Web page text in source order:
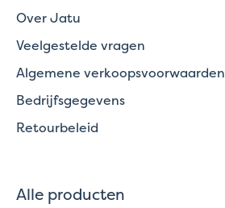
Over Jatu
Veelgestelde vragen
Algemene verkoopsvoorwaarden
Bedrijfsgegevens
Retourbeleid
Alle producten